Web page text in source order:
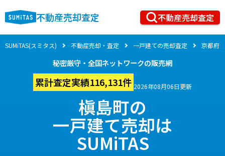
不動産売却査定 不動産売却査定
SUMiTAS(スミタス) 不動産売却・査定 一戸建ての売却査定 京都府
秘密厳守・全国ネットワークの販売網
累計査定実績116,131件 2026年08月06日更新
槇島町の
一戸建て売却は
SUMiTAS